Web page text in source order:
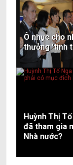
Ô nhục cho
thưởng 'tinh
Huỳnh Thị
đã tham gia
Nhà nước?